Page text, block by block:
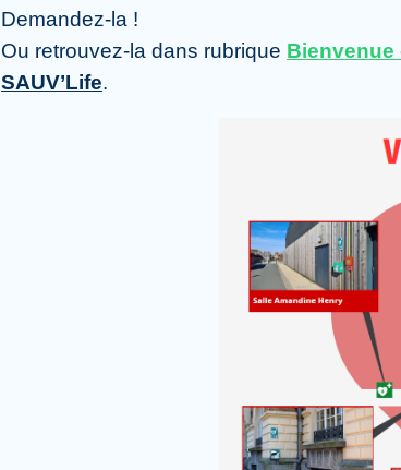
Demandez-la !
Ou retrouvez-la dans rubrique Bienvenue
SAUV’Life.